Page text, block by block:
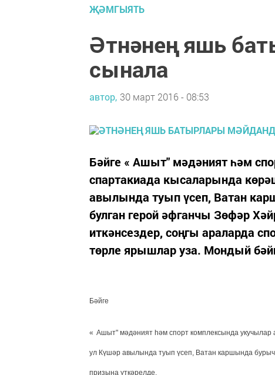
ҖӘМГЫЯТЬ
Әтнәнең яшь
сынала
автор, 30 март 2016 - 08:53
Бәйге « Ашыт" мәдәният һәм
спартакиада кысаларында
авылында туып үсеп, Ватан
булган герой әфганчы Зөфәр
иткәнсездер, соңгы араларда
төрле ярышлар уза. Мондый
Бәйге
« Ашыт" мәдәният һәм спорт комплексында укучылар
ул Күшәр авылында туып үсеп, Ватан каршында
призына үткәрелде.